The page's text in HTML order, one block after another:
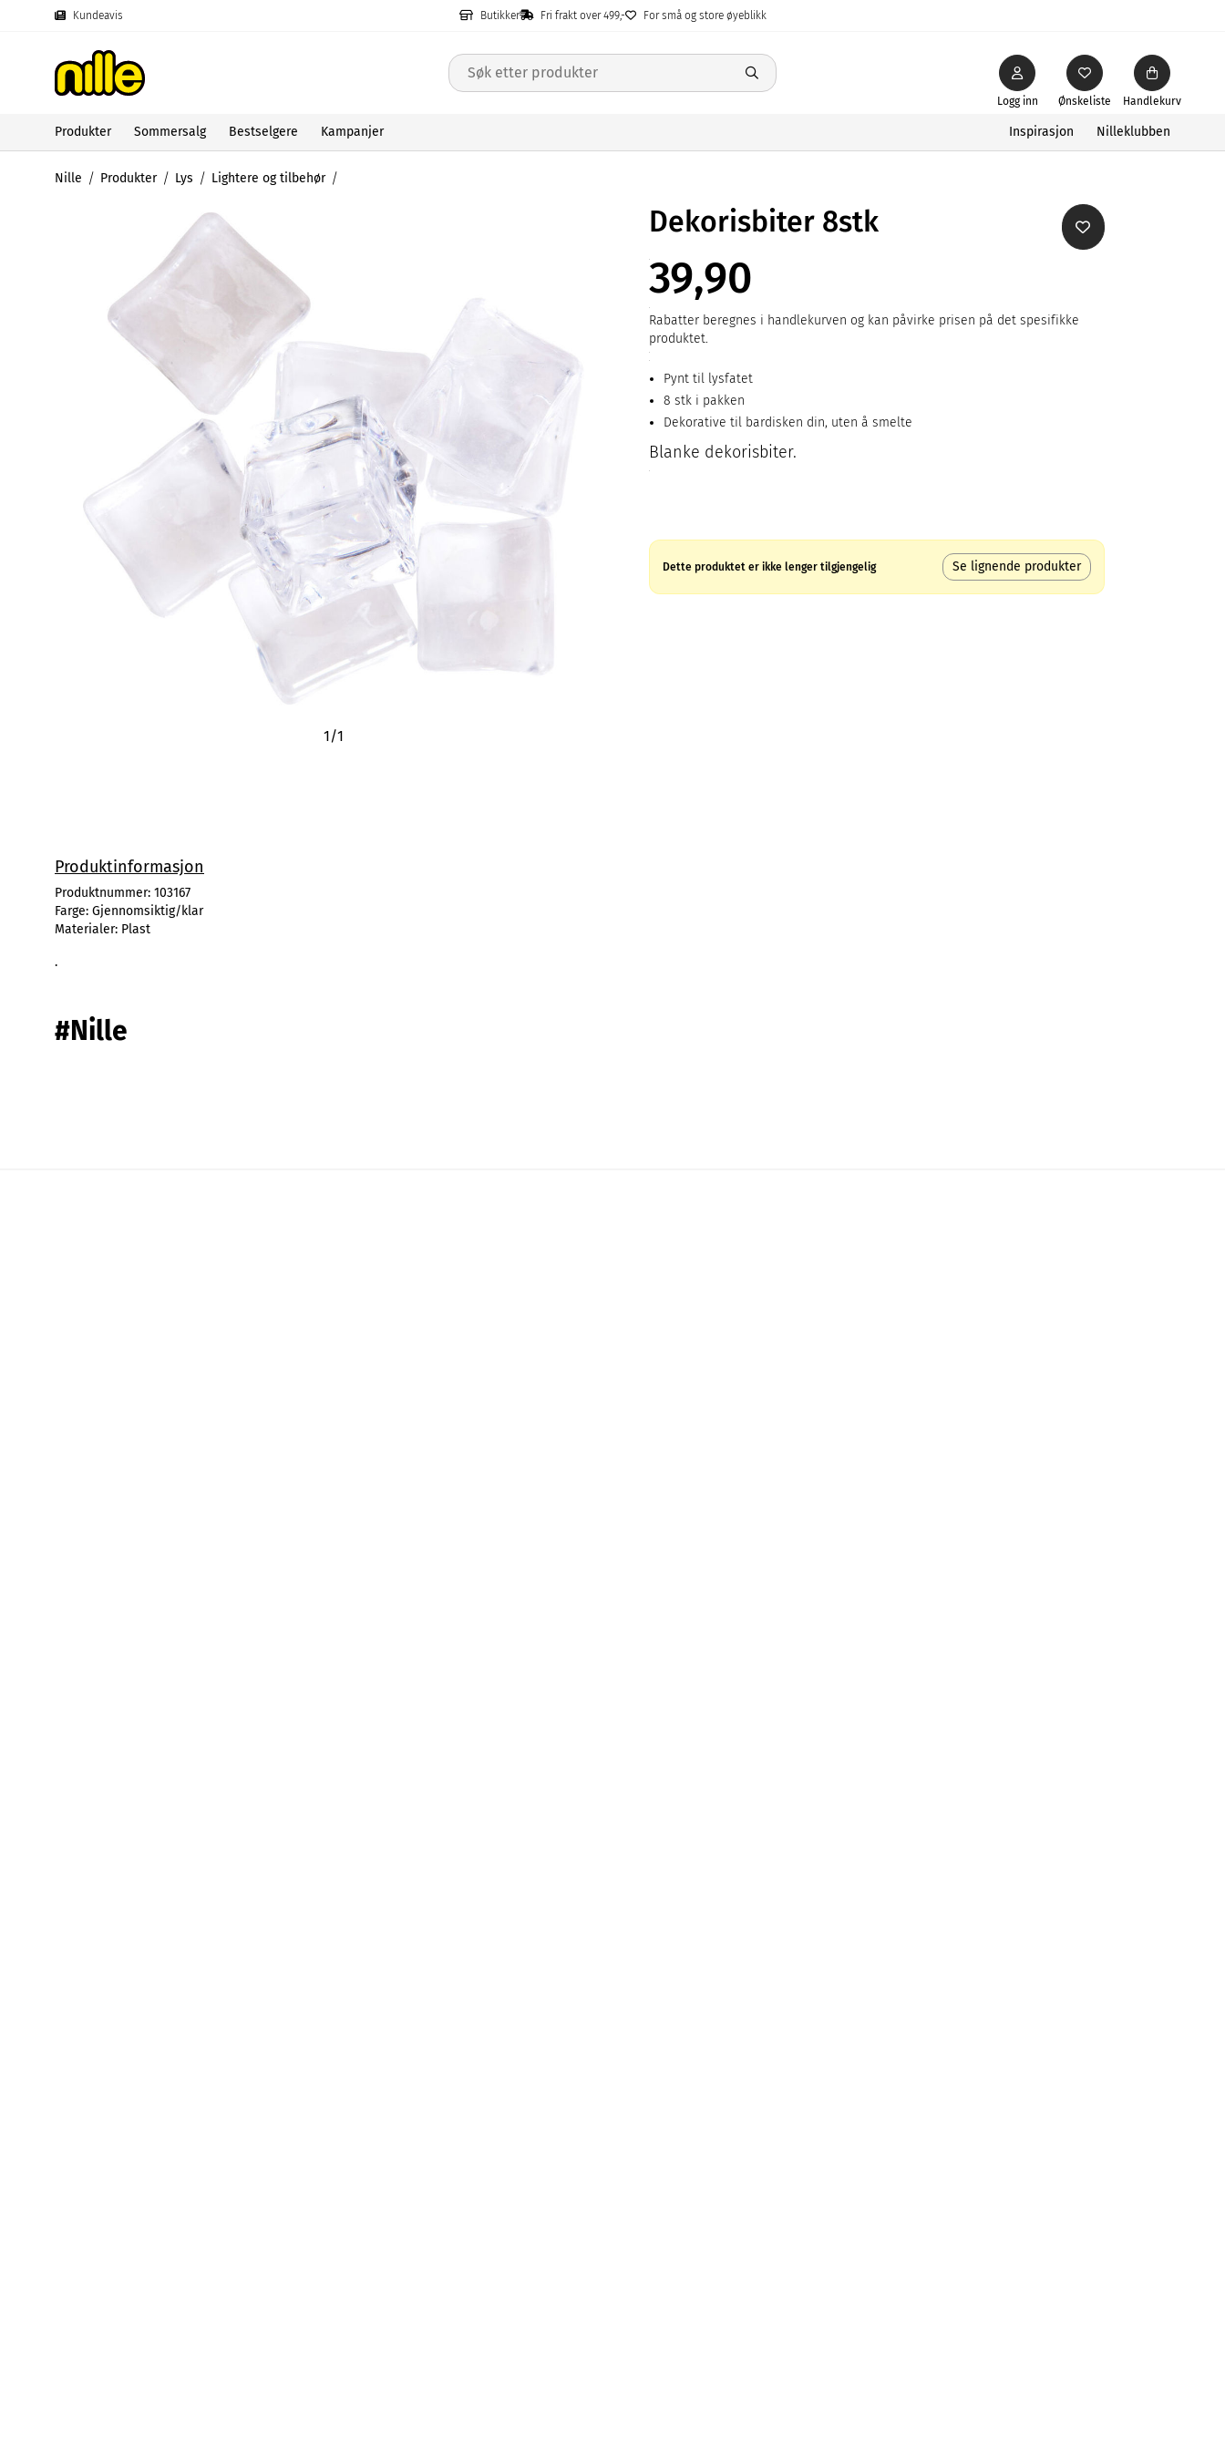
Kundeavis Butikker Fri frakt over 499,- For små og store øyeblikk
Ønskeliste
Logg inn Handlekurv
Produkter Sommersalg Bestselgere Kampanjer Inspirasjon Nilleklubben
Nille Produkter Lys Lightere og tilbehør
1/1
Dekorisbiter 8stk
39,90
Rabatter beregnes i handlekurven og kan påvirke prisen på det spesifikke
produktet.
Pynt til lysfatet
8 stk i pakken
Dekorative til bardisken din, uten å smelte
Blanke dekorisbiter.
Dette produktet er ikke lenger tilgjengelig Se lignende produkter
Produktinformasjon
Produktnummer: 103167
Farge: Gjennomsiktig/klar
Materialer: Plast
.
#Nille